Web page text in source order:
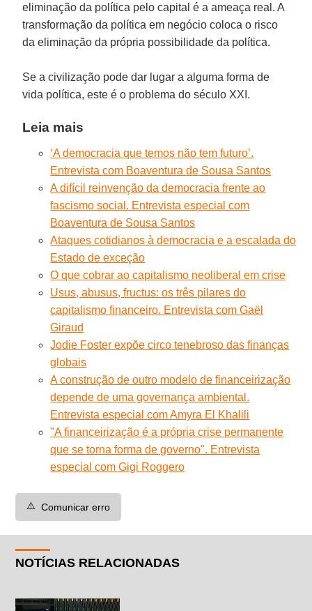
eliminação da política pelo capital é a ameaça real. A
transformação da política em negócio coloca o risco
da eliminação da própria possibilidade da política.
Se a civilização pode dar lugar a alguma forma de
vida política, este é o problema do século XXI.
Leia mais
‘A democracia que temos não tem futuro’.
Entrevista com Boaventura de Sousa Santos
A difícil reinvenção da democracia frente ao
fascismo social. Entrevista especial com
Boaventura de Sousa Santos
Ataques cotidianos à democracia e a escalada do
Estado de exceção
O que cobrar ao capitalismo neoliberal em crise
Usus, abusus, fructus: os três pilares do
capitalismo financeiro. Entrevista com Gaël
Giraud
Jodie Foster expõe circo tenebroso das finanças
globais
A construção de outro modelo de financeirização
depende de uma governança ambiental.
Entrevista especial com Amyra El Khalili
"A financeirização é a própria crise permanente
que se torna forma de governo". Entrevista
especial com Gigi Roggero
⚠️ Comunicar erro
NOTÍCIAS RELACIONADAS